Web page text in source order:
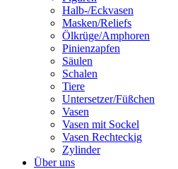
Halb-/Eckvasen
Masken/Reliefs
Ölkrüge/Amphoren
Pinienzapfen
Säulen
Schalen
Tiere
Untersetzer/Füßchen
Vasen
Vasen mit Sockel
Vasen Rechteckig
Zylinder
Über uns